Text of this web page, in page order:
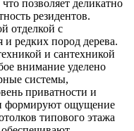
позволяет деликатно
резидентов.
отделкой с
и редких пород дерева.
и сантехникой
внимание уделено
системы,
приватности и
формируют ощущение
типового этажа